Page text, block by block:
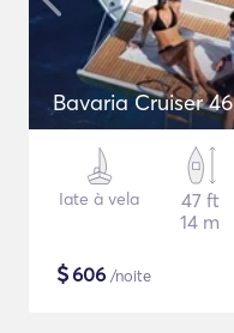
Bavaria Cruiser 46
Iate à vela
47 ft
14 m
$606 /noite